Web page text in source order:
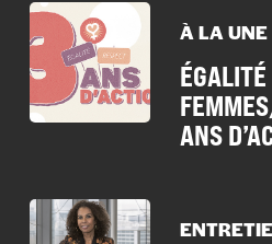
À LA UNE
ÉGALITÉ
ANS